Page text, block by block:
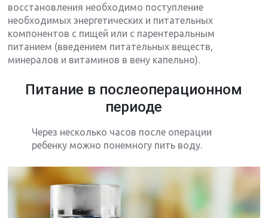
восстановления необходимо поступление
необходимых энергетических и питательных
компонентов с пищей или с парентеральным
питанием (введением питательных веществ,
минералов и витаминов в вену капельно).
Питание в послеоперационном
периоде
Через несколько часов после операции
ребенку можно понемногу пить воду.